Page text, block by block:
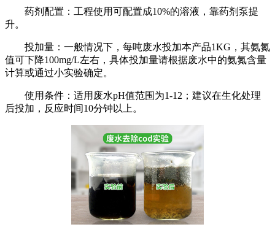
药剂配置：工程使用可配置成10%的溶液，靠药剂泵提
升。
投加量：一般情况下，每吨废水投加本产品1KG，其氨氮
值可下降100mg/L左右，具体投加量请根据废水中的氨氮含量
计算或通过小实验确定。
使用条件：适用废水pH值范围为1-12；建议在生化处理
后投加，反应时间10分钟以上。